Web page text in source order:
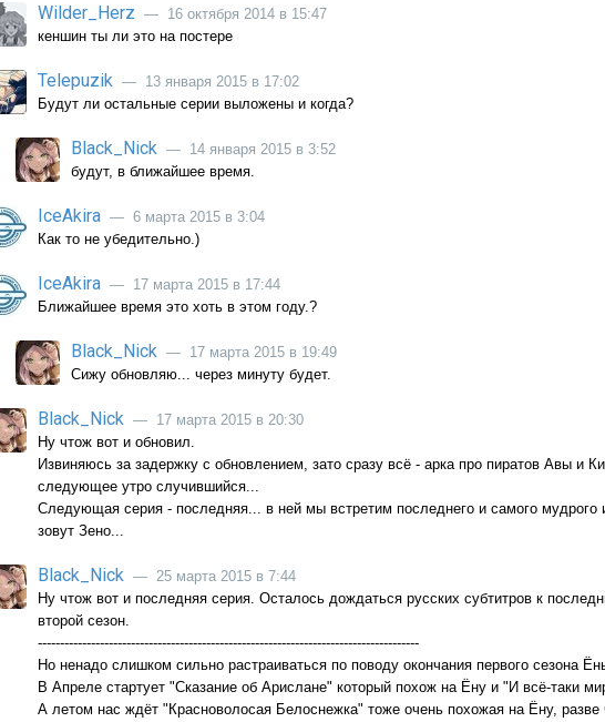
Wilder_Herz — 16 октября 2014 в 15:47
кеншин ты ли это на постере
Telepuzik — 13 января 2015 в 17:02
Будут ли остальные серии выложены и когда?
Black_Nick — 14 января 2015 в 3:52
будут, в ближайшее время.
IceAkira — 6 марта 2015 в 3:04
Как то не убедительно.)
IceAkira — 17 марта 2015 в 17:44
Ближайшее время это хоть в этом году.?
Black_Nick — 17 марта 2015 в 19:49
Сижу обновляю... через минуту будет.
Black_Nick — 17 марта 2015 в 20:30
Ну чтож вот и обновил.
Извиняюсь за задержку с обновлением, зато сразу всё - арка про пиратов Авы и
следующее утро случившийся...
Следующая серия - последняя... в ней мы встретим последнего и самого мудрого
зовут Зено...
Black_Nick — 25 марта 2015 в 7:44
Ну чтож вот и последняя серия. Осталось дождаться русских субтитров к
второй сезон.
--------------------------------------------------------------------------------------
Но ненадо слишком сильно растраиваться по поводу окончания первого сезона
В Апреле стартует "Сказание об Арислане" который похож на Ёну и "И всё-таки
А летом нас ждёт "Красноволосая Белоснежка" тоже очень похожая на Ёну,